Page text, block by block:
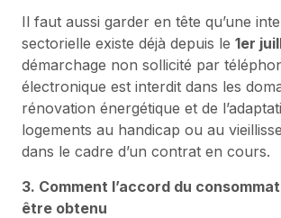
Il faut aussi garder en tête qu’une
sectorielle existe déjà depuis le 1er
démarchage non sollicité par
électronique est interdit dans les
rénovation énergétique et de
logements au handicap ou au
dans le cadre d’un contrat en cours.
3. Comment l’accord du
être obtenu